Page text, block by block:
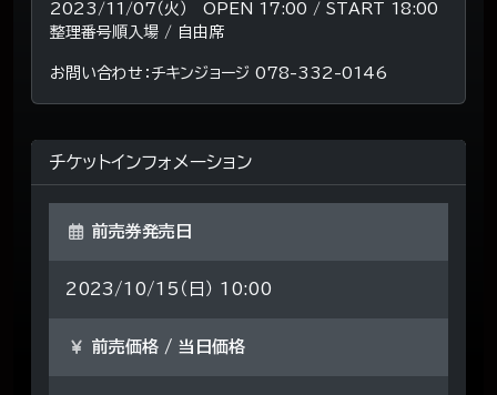
2023/11/07（火） OPEN 17:00 / START 18:00
整理番号順入場 / 自由席
お問い合わせ：チキンジョージ 078-332-0146
チケットインフォメーション
前売券発売日
2023/10/15（日） 10:00
前売価格 / 当日価格